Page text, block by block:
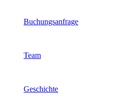
Buchungsanfrage
Team
Geschichte